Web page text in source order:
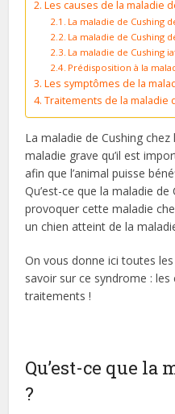
Les causes de la maladie
La maladie de Cushing
La maladie de Cushing
La maladie de Cushing
Prédisposition à la
Les symptômes de la
Traitements de la maladie
La maladie de Cushing
maladie grave qu’il est
afin que l’animal puisse
Qu’est-ce que la maladie de
provoquer cette maladie
un chien atteint de la
On vous donne ici toutes
savoir sur ce syndrome :
traitements !
Qu’est-ce que la
?